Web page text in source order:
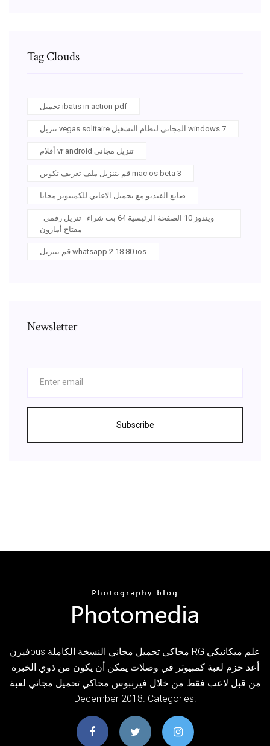
Tag Clouds
تحميل ibatis in action pdf
تنزيل vegas solitaire المجاني لنظام التشغيل windows 7
أفلام vr android تنزيل مجاني
قم بتنزيل ملف تعريف تكوين mac os beta 3
صانع الفيديو مع تحميل الاغاني للكمبيوتر مجانا
ويندوز 10 الصفحة الرئيسية 64 بت شراء _تنزيل رقمي_
مفتاح أمازون
قم بتنزيل whatsapp 2.18.80 ios
Newsletter
Subscribe
فيرنbus محاكي تحميل مجاني النسخة الكاملة RG علم ميكانيكي
أعد حزم لعبة كمبيوتر في وصلات يمكن أن يكون من ذوي الخبرة
من قبل لاعب فقط من خلال فيرنبوس محاكي تحميل مجاني لعبة
December 2018. Categories.